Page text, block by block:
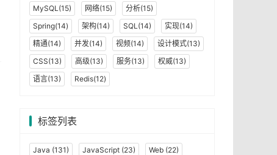
MySQL(15)
网络(15)
分析(15)
Spring(14)
架构(14) SQL(14)
实现(14)
精通(14)
并发(14) 视频(14)
设计模式(13)
CSS(13)
高级(13) 服务(13)
权威(13)
语言(13)
Redis(12)
标签列表
Java (131) JavaScript (23) Web (22)